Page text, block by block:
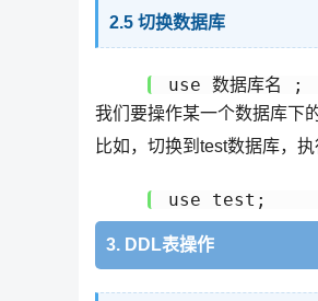
2.5 切换数据库
我们要操作某一个数据库下
比如，切换到test数据库，执
3. DDL表操作